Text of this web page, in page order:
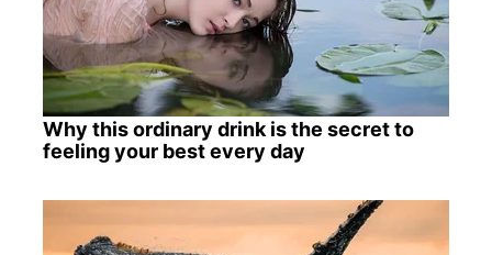
Why this ordinary drink is the secret to
feeling your best every day